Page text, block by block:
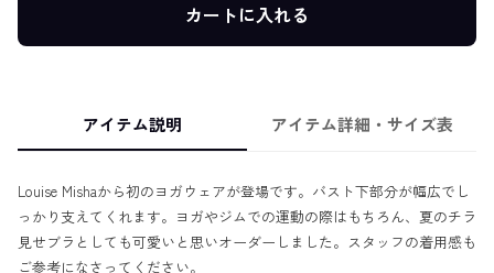
カートに入れる
アイテム説明 アイテム詳細・サイズ表
Louise Mishaから初のヨガウェアが登場です。バスト下部分が幅広でし
っかり支えてくれます。ヨガやジムでの運動の際はもちろん、夏のチラ
見せブラとしても可愛いと思いオーダーしました。スタッフの着用感も
ご参考になさってください。